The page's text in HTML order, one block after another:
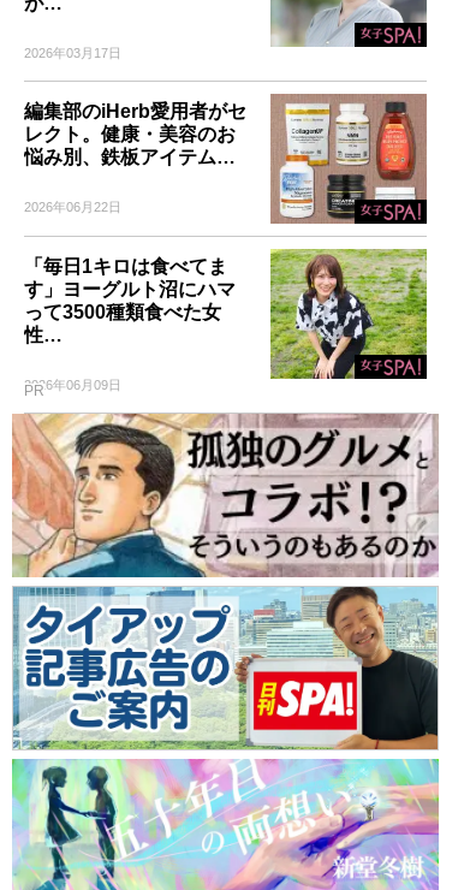
2026年03月17日
編集部のiHerb愛用者がセ
レクト。健康・美容のお
悩み別、鉄板アイテム…
2026年06月22日
「毎日1キロは食べてま
す」ヨーグルト沼にハマ
って3500種類食べた女
性…
2026年06月09日
PR